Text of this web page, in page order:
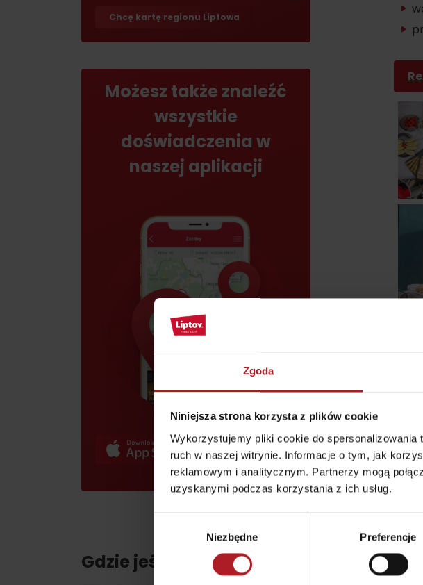
Zgoda
Niniejsza strona korzysta z plików cookie
Wykorzystujemy pliki cookie do
ruch w naszej witrynie. Informacje o tym, jak
reklamowym i analitycznym. Partnerzy mogą
uzyskanymi podczas korzystania z ich usług.
Niezbędne Preferencje
No data found for this source. No data found for this source.
skarb w Rużomberku?
Znajdź go razem z
Liptov Region Card!
VŠETKY ČLÁNKY
Pogoda i kamery
Zasady
górach
Browary i winiarnie
Tradycyjna kuchnia
skarb w Rużomberku?
Znajdź go razem z
Liptov Region Card!
VŠETKY ČLÁNKY
Chcę kartę regionu Liptowa
Możesz także znaleźć
wszystkie
doświadczenia w
naszej aplikacji
Gdzie jeść i pić w pobliżu: